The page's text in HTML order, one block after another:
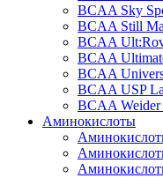
BCAA Sky
BCAA Still
BCAA
BCAA
BCAA
BCAA USP
BCAA Weider
Аминокислоты